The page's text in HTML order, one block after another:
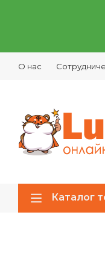
О нас
Каталог